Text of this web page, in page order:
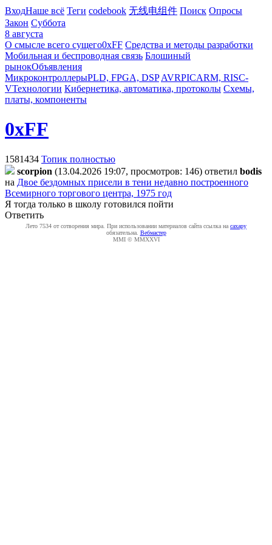
ВходНаше всё Теги codebook 无线电组件 Поиск Опросы
Закон Суббота
8 августа
О смысле всего сущего0xFF Средства и методы разработки
Мобильная и беспроводная связь Блошиный
рынокОбъявления
МикроконтроллерыPLD, FPGA, DSP AVRPICARM, RISC-
VТехнологии Кибернетика, автоматика, протоколы Схемы,
платы, компоненты
0xFF
1581434 Топик полностью
scorpion (13.04.2026 19:07, просмотров: 146) ответил bodis
на Двое бездомных присели в тени недавно построенного
Всемирного торгового центра, 1975 год
Я тогда только в школу готовился пойти
Ответить
Лето 7534 от сотворения мира. При использовании материалов сайта ссылка на caxapу
обязательна. Вебмастер
MMI © MMXXVI